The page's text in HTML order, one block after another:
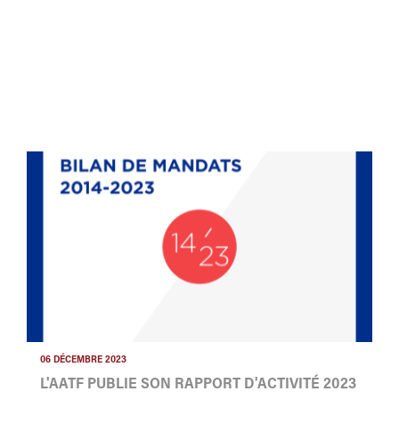
06 DÉCEMBRE 2023
L'AATF PUBLIE SON RAPPORT D'ACTIVITÉ 2023